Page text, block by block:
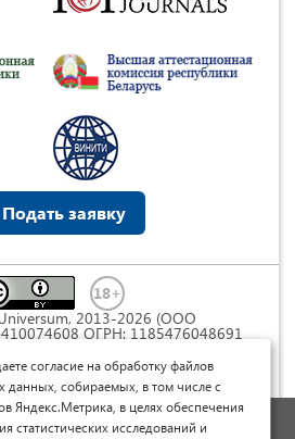
Подать заявку
2013-2026 (ООО
ОГРН: 1185476048691
(«Атрибуция») 4.0
персональных данных
согласие на обработку файлов
данных, собираемых, в том числе с
Яндекс.Метрика, в целях обеспечения
статистических исследований и